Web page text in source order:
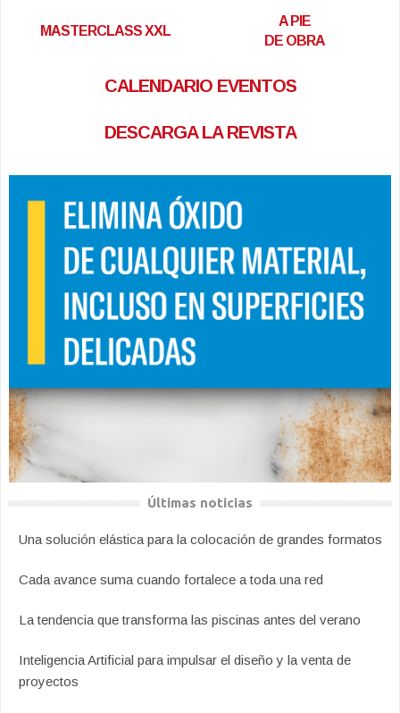
MASTERCLASS XXL
A PIE
DE OBRA
CALENDARIO EVENTOS
DESCARGA LA REVISTA
Últimas noticias
Una solución elástica para la colocación de grandes formatos
Cada avance suma cuando fortalece a toda una red
La tendencia que transforma las piscinas antes del verano
Inteligencia Artificial para impulsar el diseño y la venta de
proyectos